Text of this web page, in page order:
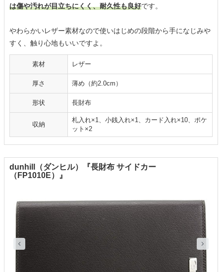
は傷や汚れが目立ちにくく、耐久性も良好です。
やわらかいレザー素材なので使いはじめの段階から手になじみや
すく、触り心地もいいですよ。
素材 レザー
厚さ 薄め（約2.0cm）
形状 長財布
収納
札入れ×1、小銭入れ×1、カード入れ×10、ポケ
ット×2
dunhill（ダンヒル）『長財布 サイドカー
（FP1010E）』